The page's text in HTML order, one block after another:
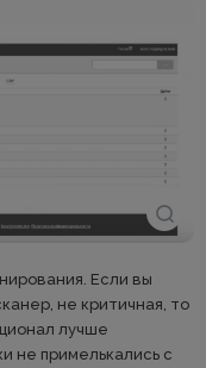
Если вы
не критичная, то
лучше
не примелькались с